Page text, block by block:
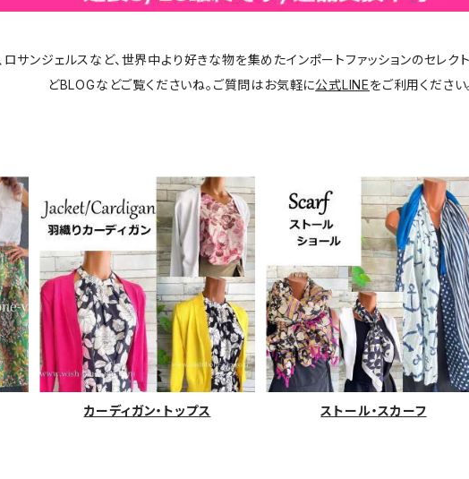
ロサンジェルスなど、世界中より好きな物を集めたインポートファッションのセレク
どBLOGなどご覧くださいね。ご質問はお気軽に公式LINEをご利用ください
カーディガン・トップス ストール・スカーフ